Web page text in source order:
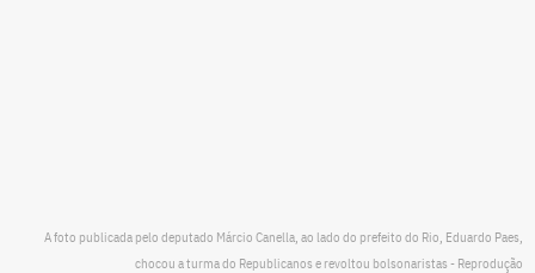
A foto publicada pelo deputado Márcio Canella, ao lado do prefeito do Rio, Eduardo Paes,
chocou a turma do Republicanos e revoltou bolsonaristas - Reprodução